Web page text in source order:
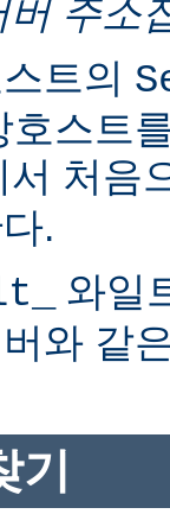
버 주소
트의
스트
서 처음
.
와일
와 같